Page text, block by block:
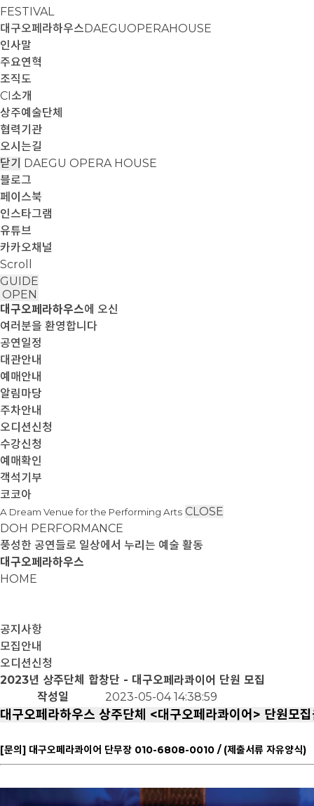
FESTIVAL
대구오페라하우스DAEGUOPERAHOUSE
인사말
주요연혁
조직도
CI소개
상주예술단체
협력기관
오시는길
닫기 DAEGU OPERA HOUSE
블로그
페이스북
인스타그램
유튜브
카카오채널
Scroll
GUIDE
OPEN
대구오페라하우스에 오신
여러분을 환영합니다
공연일정
대관안내
예매안내
알림마당
주차안내
오디션신청
수강신청
예매확인
객석기부
코코아
A Dream Venue for the Performing Arts CLOSE
DOH PERFORMANCE
풍성한 공연들로 일상에서 누리는 예술 활동
대구오페라하우스
HOME
공지사항
모집안내
오디션신청
2023년 상주단체 합창단 - 대구오페라콰이어 단원 모집
작성일
2023-05-04 14:38:59
대구오페라하우스 상주단체 <대구오페라콰이어> 단원모
[문의] 대구오페라콰이어 단무장 010-6808-0010 / (제출서류 자유양식)